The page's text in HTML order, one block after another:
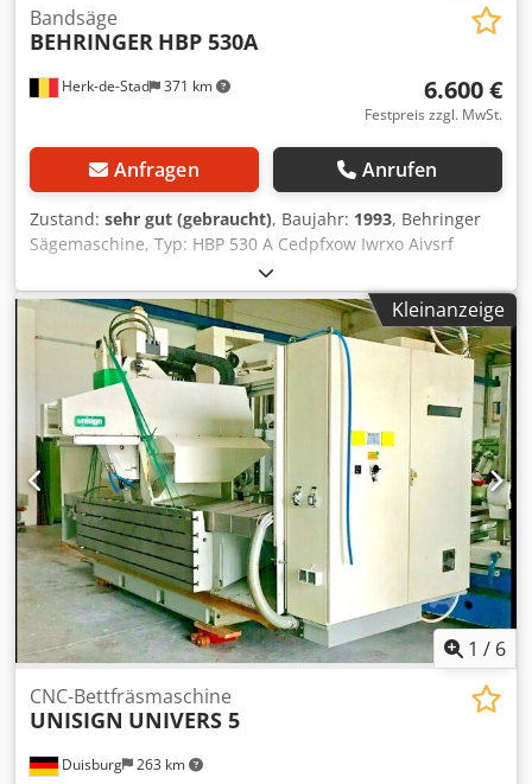
Herk-de-Stad 371 km
Bandsäge
BEHRINGER HBP 530A
6.600 €
Festpreis zzgl. MwSt.
Anfragen Anrufen
Zustand: sehr gut (gebraucht), Baujahr: 1993, Behringer
Sägemaschine, Typ: HBP 530 A Cedpfxow Iwrxo Aivsrf
Kleinanzeige
1 / 6
Duisburg 263 km
CNC-Bettfräsmaschine
UNISIGN UNIVERS 5